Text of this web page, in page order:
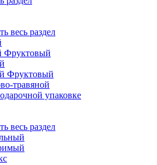
весь раздел
Фруктовый
Фруктовый
травяной
упаковке
весь раздел